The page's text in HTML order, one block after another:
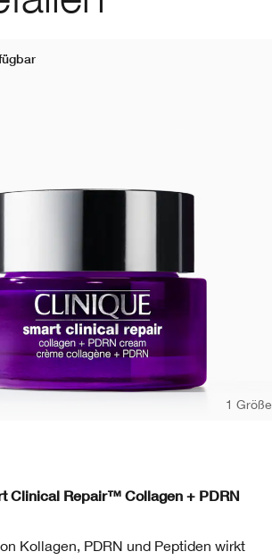
1 Größe
Clinical Repair™ Collagen + PDRN
Kollagen, PDRN und Peptiden wirkt